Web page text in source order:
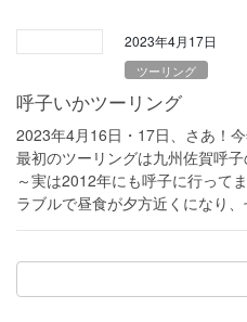
2023年4月17日
ツーリング
呼子いかツーリング
2023年4月16日・17日、さあ！
最初のツーリングは九州佐賀呼
～実は2012年にも呼子に行って
ラブルで昼食が夕方近くになり